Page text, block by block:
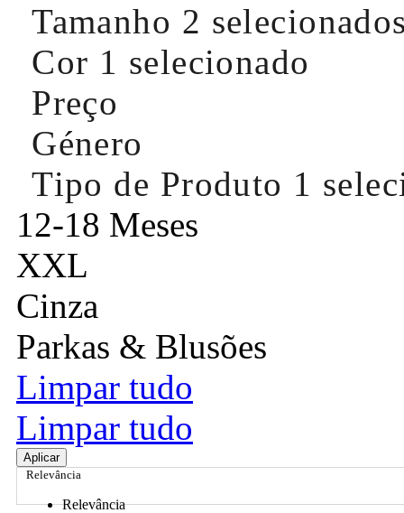
Tamanho 2
Cor 1 selecionado
Preço
Género
Tipo de Produto 1
12-18 Meses
XXL
Cinza
Parkas & Blusões
Limpar tudo
Limpar tudo
Aplicar
Relevância
Relevância